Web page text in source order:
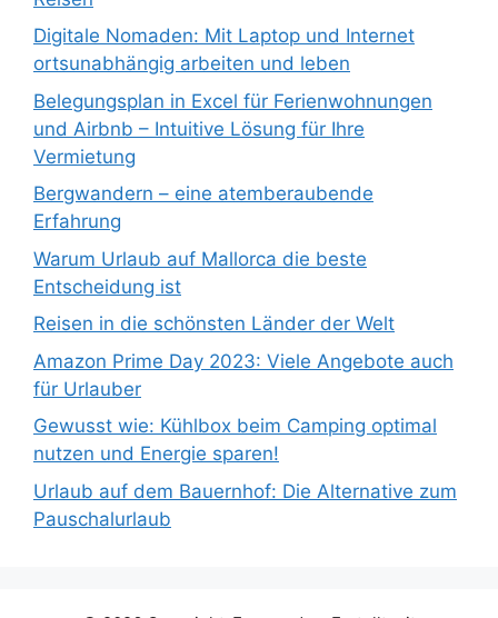
Digitale Nomaden: Mit Laptop und Internet
ortsunabhängig arbeiten und leben
Belegungsplan in Excel für Ferienwohnungen
und Airbnb – Intuitive Lösung für Ihre
Vermietung
Bergwandern – eine atemberaubende
Erfahrung
Warum Urlaub auf Mallorca die beste
Entscheidung ist
Reisen in die schönsten Länder der Welt
Amazon Prime Day 2023: Viele Angebote auch
für Urlauber
Gewusst wie: Kühlbox beim Camping optimal
nutzen und Energie sparen!
Urlaub auf dem Bauernhof: Die Alternative zum
Pauschalurlaub